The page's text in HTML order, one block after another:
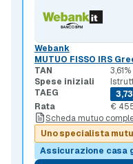
Webank
MUTUO FISSO IRS
TAN
3,61%
Spese iniziali
TAEG
Rata
€
Scheda mutuo
Uno specialista
Assicurazione casa